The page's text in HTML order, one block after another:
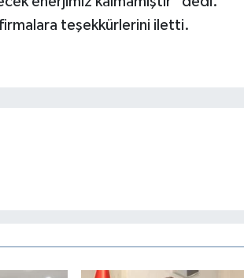
firmalara teşekkürlerini iletti.